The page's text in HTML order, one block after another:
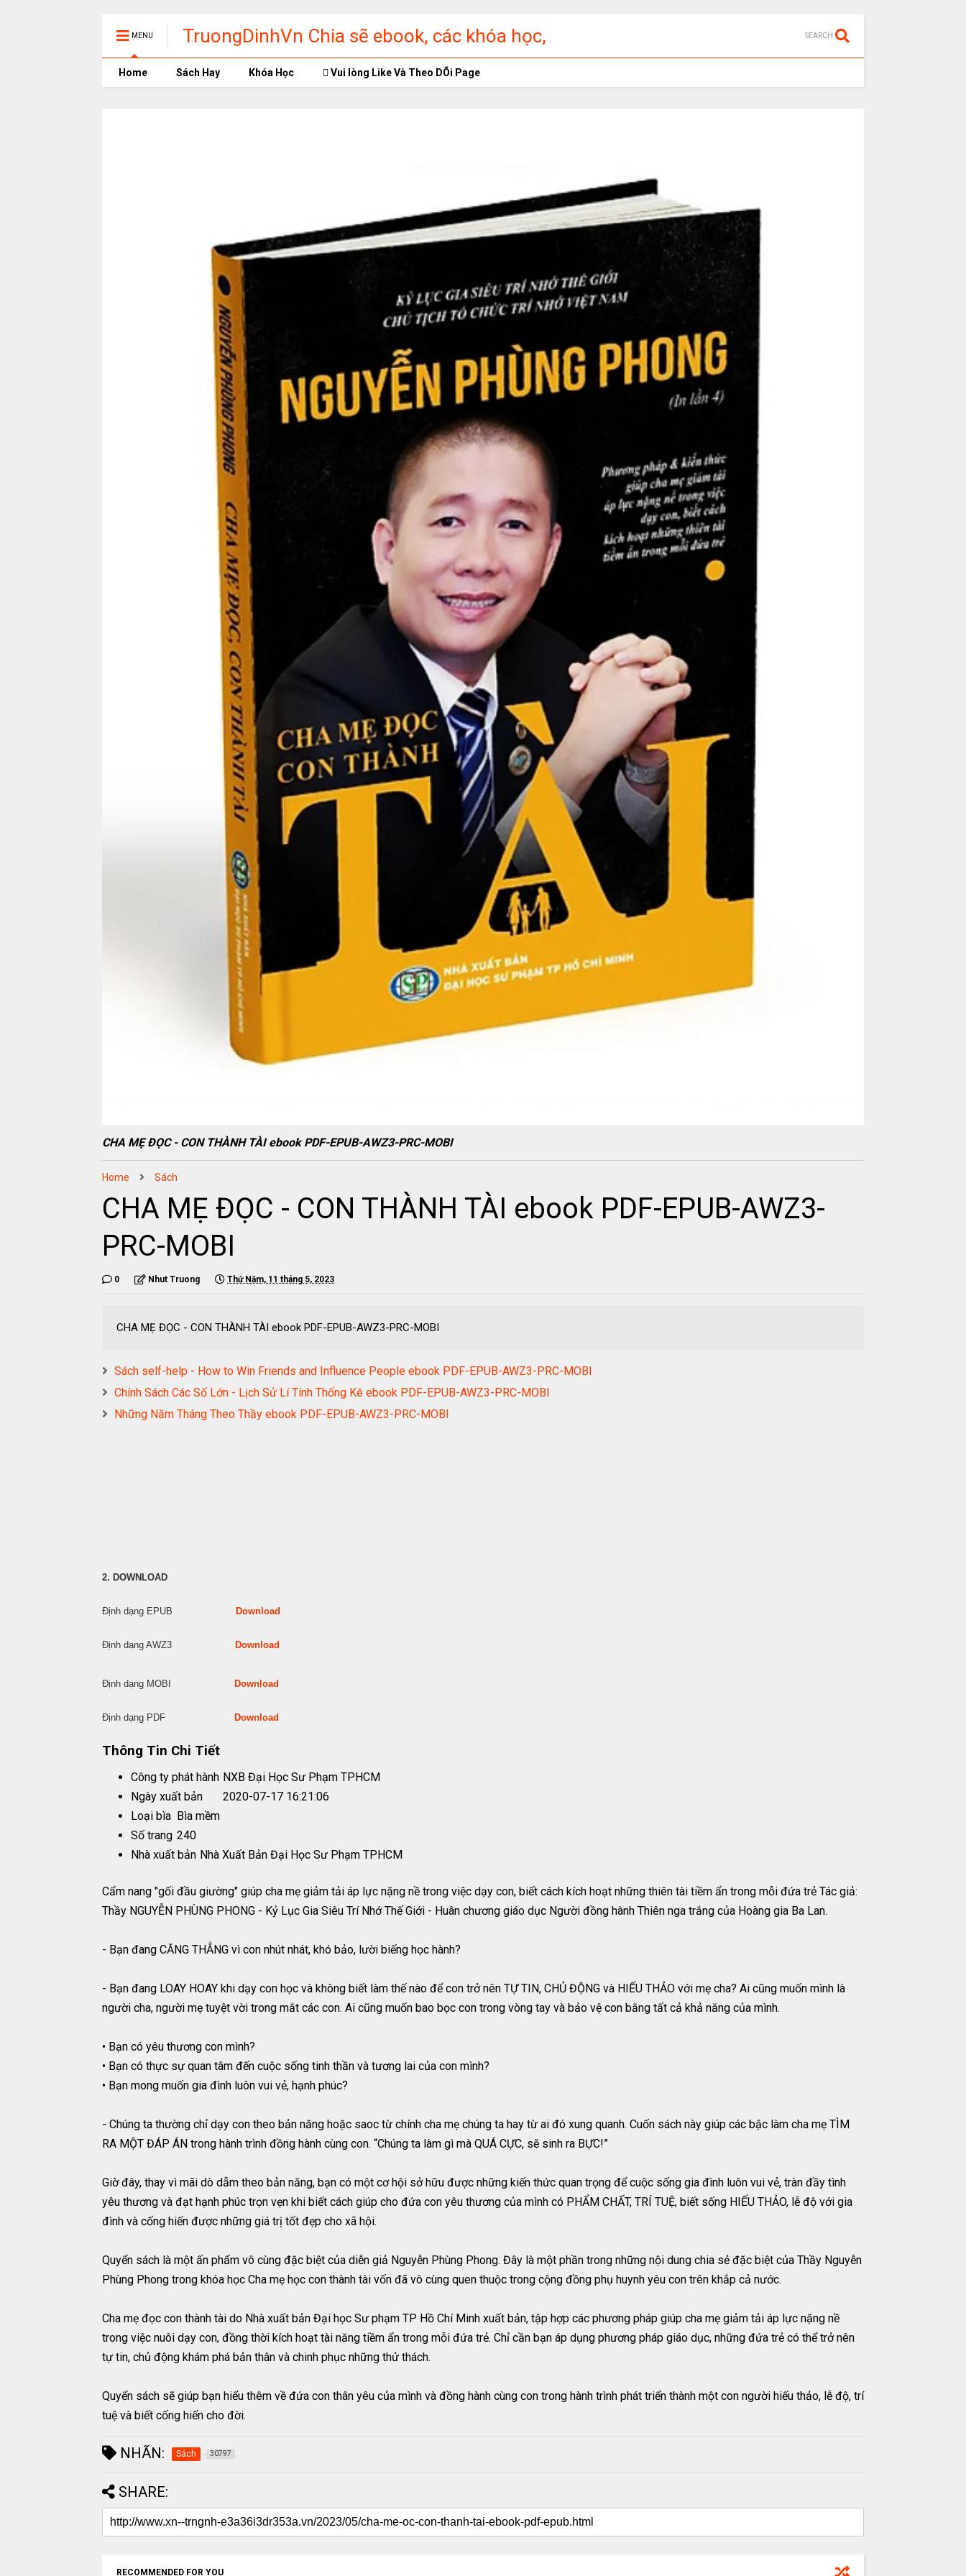
MENU
TruongDinhVn Chia sẽ ebook, các khóa học,
phần mềm học tập miễn phí
SEARCH
Home Sách Hay Khóa Học Vui lòng Like Và Theo DÕi Page
CHA MẸ ĐỌC - CON THÀNH TÀI ebook PDF-EPUB-AWZ3-PRC-MOBI
Home Sách
CHA MẸ ĐỌC - CON THÀNH TÀI ebook PDF-EPUB-AWZ3-
PRC-MOBI
0 Nhut Truong Thứ Năm, 11 tháng 5, 2023
CHA MẸ ĐỌC - CON THÀNH TÀI ebook PDF-EPUB-AWZ3-PRC-MOBI
Sách self-help - How to Win Friends and Influence People ebook PDF-EPUB-AWZ3-PRC-MOBI
Chính Sách Các Số Lớn - Lịch Sử Lí Tính Thống Kê ebook PDF-EPUB-AWZ3-PRC-MOBI
Những Năm Tháng Theo Thầy ebook PDF-EPUB-AWZ3-PRC-MOBI
2. DOWNLOAD
Định dạng EPUB Download
Định dạng AWZ3 Download
Định dạng MOBI Download
Định dạng PDF Download
Thông Tin Chi Tiết
Công ty phát hành NXB Đại Học Sư Phạm TPHCM
Ngày xuất bản
2020-07-17 16:21:06
Loại bìa Bìa mềm
Số trang 240
Nhà xuất bản Nhà Xuất Bản Đại Học Sư Phạm TPHCM
Cẩm nang "gối đầu giường" giúp cha mẹ giảm tải áp lực nặng nề trong việc dạy con, biết cách kích hoạt những thiên tài tiềm ẩn trong mỗi đứa trẻ Tác giả:
Thầy NGUYỄN PHÙNG PHONG - Kỷ Lục Gia Siêu Trí Nhớ Thế Giới - Huân chương giáo dục Người đồng hành Thiên nga trắng của Hoàng gia Ba Lan.
- Bạn đang CĂNG THẲNG vì con nhút nhát, khó bảo, lười biếng học hành?
- Bạn đang LOAY HOAY khi dạy con học và không biết làm thế nào để con trở nên TỰ TIN, CHỦ ĐỘNG và HIẾU THẢO với mẹ cha? Ai cũng muốn mình là
người cha, người mẹ tuyệt vời trong mắt các con. Ai cũng muốn bao bọc con trong vòng tay và bảo vệ con bằng tất cả khả năng của mình.
• Bạn có yêu thương con mình?
• Bạn có thực sự quan tâm đến cuộc sống tinh thần và tương lai của con mình?
• Bạn mong muốn gia đình luôn vui vẻ, hạnh phúc?
- Chúng ta thường chỉ dạy con theo bản năng hoặc saoc từ chính cha mẹ chúng ta hay từ ai đó xung quanh. Cuốn sách này giúp các bậc làm cha mẹ TÌM
RA MỘT ĐÁP ÁN trong hành trình đồng hành cùng con. “Chúng ta làm gì mà QUÁ CỰC, sẽ sinh ra BỰC!”
Giờ đây, thay vì mãi dò dẫm theo bản năng, bạn có một cơ hội sở hữu được những kiến thức quan trọng để cuộc sống gia đình luôn vui vẻ, tràn đầy tình
yêu thương và đạt hạnh phúc trọn vẹn khi biết cách giúp cho đứa con yêu thương của mình có PHẨM CHẤT, TRÍ TUỆ, biết sống HIẾU THẢO, lễ độ với gia
đình và cống hiến được những giá trị tốt đẹp cho xã hội.
Quyển sách là một ấn phẩm vô cùng đặc biệt của diễn giả Nguyễn Phùng Phong. Đây là một phần trong những nội dung chia sẻ đặc biệt của Thầy Nguyễn
Phùng Phong trong khóa học Cha mẹ học con thành tài vốn đã vô cùng quen thuộc trong cộng đồng phụ huynh yêu con trên khắp cả nước.
Cha mẹ đọc con thành tài do Nhà xuất bản Đại học Sư phạm TP Hồ Chí Minh xuất bản, tập hợp các phương pháp giúp cha mẹ giảm tải áp lực nặng nề
trong việc nuôi dạy con, đồng thời kích hoạt tài năng tiềm ẩn trong mỗi đứa trẻ. Chỉ cần bạn áp dụng phương pháp giáo dục, những đứa trẻ có thể trở nên
tự tin, chủ động khám phá bản thân và chinh phục những thử thách.
Quyển sách sẽ giúp bạn hiểu thêm về đứa con thân yêu của mình và đồng hành cùng con trong hành trình phát triển thành một con người hiếu thảo, lễ độ, trí
tuệ và biết cống hiến cho đời.
NHÃN: Sách 30797
SHARE:
RECOMMENDED FOR YOU